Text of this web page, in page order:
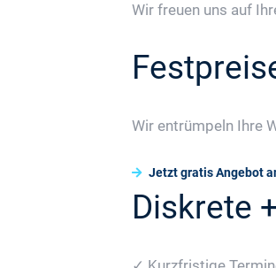
Wir freuen uns auf
Wir entrümpeln Ihre
Jetzt gratis Angebot
Diskrete